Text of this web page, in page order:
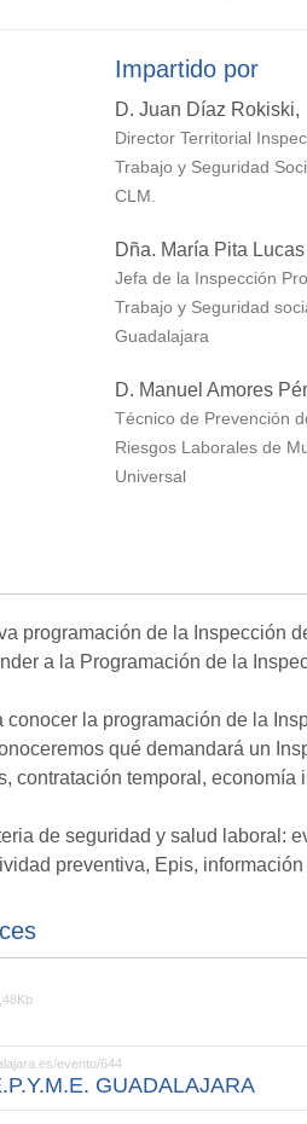
Impartido por
D. Juan Díaz Rokiski,
Director Territorial
Trabajo y Seguridad
CLM.
Dña. María Pita Lucas
Jefa de la Inspección
Trabajo y Seguridad
Guadalajara
D. Manuel Amores
Técnico de Prevención
Riesgos Laborales de
Universal
programación de la Inspección
a la Programación de la
conocer la programación de la
qué demandará un
contratación temporal,
de seguridad y salud laboral:
preventiva, Epis,
evento/644
GUADALAJARA